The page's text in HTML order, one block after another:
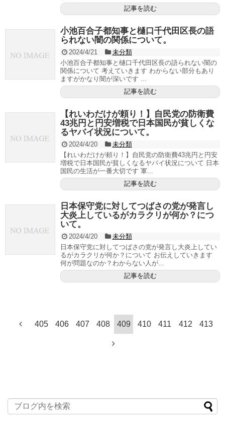
記事を読む
小池百合子都知事と樋口千代田区長の語
られない闇の関係について。
2024/4/21
未分類
小池百合子都知事と樋口千代田区長の語られない闇の
関係について 考えていきます わからない部分もあり
ますがかなり闇が深いです ...
記事を読む
【れいわだけが頼り！】自民党の防衛費
43兆円と円安増税で日本国民が貧しくな
るヤバイ状況について。
2024/4/20
未分類
【れいわだけが頼り！】自民党の防衛費43兆円と円安
増税で日本国民が貧しくなるヤバイ状況について 日本
国民の生活が一番大切です 軍...
記事を読む
日本保守党に対してつばさの党が発言し
大炎上しているがカラクリが何か？につ
いて。
2024/4/20
未分類
日本保守党に対してつばさの党が発言し大炎上してい
るがカラクリが何か？について お伝えしていきます
何が問題なのか？わからない人が...
記事を読む
405 406 407 408 409 410 411 412 413